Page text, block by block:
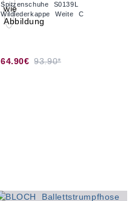
Spitzenschuhe S0139L
Wildlederkappe Weite C
64.90€ 93.90*